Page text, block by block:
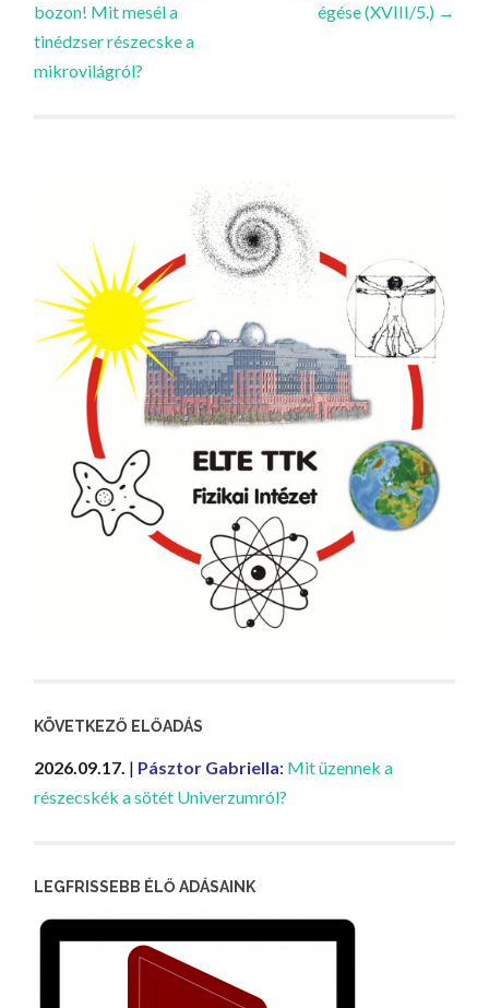
navigációja
bozon! Mit mesél a
tinédzser részecske a
mikrovilágról?
égése (XVIII/5.) →
KÖVETKEZŐ ELŐADÁS
2026.09.17. | Pásztor Gabriella: Mit üzennek a
részecskék a sötét Univerzumról?
LEGFRISSEBB ÉLŐ ADÁSAINK